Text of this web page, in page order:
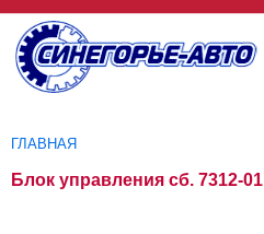
ГЛАВНАЯ
Блок управления сб. 7312-01